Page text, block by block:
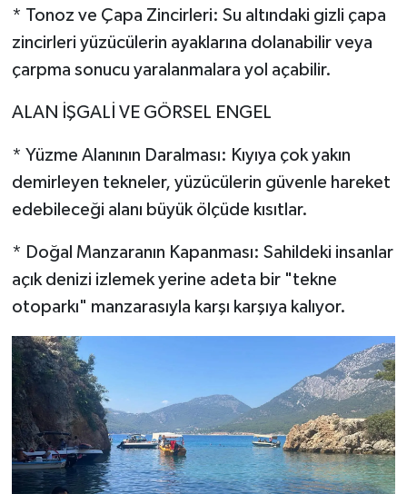
* Tonoz ve Çapa Zincirleri: Su altındaki gizli çapa
zincirleri yüzücülerin ayaklarına dolanabilir veya
çarpma sonucu yaralanmalara yol açabilir.
ALAN İŞGALİ VE GÖRSEL ENGEL
* Yüzme Alanının Daralması: Kıyıya çok yakın
demirleyen tekneler, yüzücülerin güvenle hareket
edebileceği alanı büyük ölçüde kısıtlar.
* Doğal Manzaranın Kapanması: Sahildeki insanlar
açık denizi izlemek yerine adeta bir "tekne
otoparkı" manzarasıyla karşı karşıya kalıyor.